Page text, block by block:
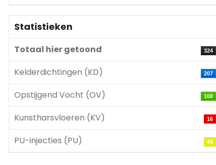
Statistieken
Totaal hier getoond 324
Kelderdichtingen (KD) 207
Opstijgend Vocht (OV) 100
Kunstharsvloeren (KV) 16
PU-injecties (PU) 44